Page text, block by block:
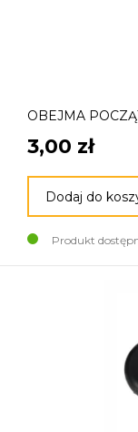
OBEJMA
3,00 zł
Dodaj do
Produkt